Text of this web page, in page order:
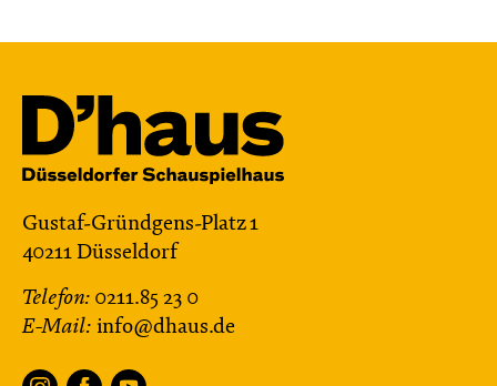
Gustaf-Gründgens-Platz 1
40211 Düsseldorf
Telefon: 0211.85 23 0
E-Mail: info@dhaus.de